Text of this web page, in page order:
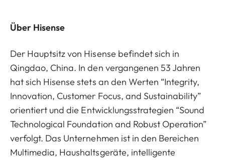
Über Hisense
Der Hauptsitz von Hisense befindet sich in
Qingdao, China. In den vergangenen 53 Jahren
hat sich Hisense stets an den Werten “Integrity,
Innovation, Customer Focus, and Sustainability”
orientiert und die Entwicklungsstrategien “Sound
Technological Foundation and Robust Operation”
verfolgt. Das Unternehmen ist in den Bereichen
Multimedia, Haushaltsgeräte, intelligente